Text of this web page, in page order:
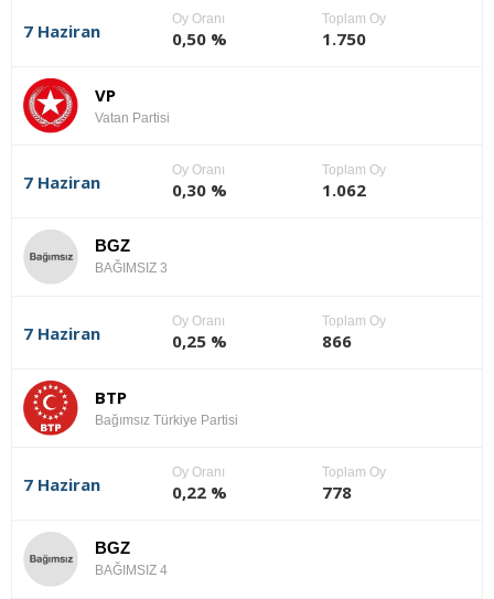
7 Haziran
Oy Oranı
0,50 %
Toplam Oy
1.750
VP
Vatan Partisi
7 Haziran
Oy Oranı
0,30 %
Toplam Oy
1.062
BGZ
BAĞIMSIZ 3
7 Haziran
Oy Oranı
0,25 %
Toplam Oy
866
BTP
Bağımsız Türkiye Partisi
7 Haziran
Oy Oranı
0,22 %
Toplam Oy
778
BGZ
BAĞIMSIZ 4